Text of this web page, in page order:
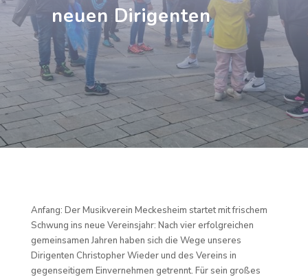
neuen Dirigenten
Anfang: Der Musikverein Meckesheim startet mit frischem
Schwung ins neue Vereinsjahr: Nach vier erfolgreichen
gemeinsamen Jahren haben sich die Wege unseres
Dirigenten Christopher Wieder und des Vereins in
gegenseitigem Einvernehmen getrennt. Für sein großes